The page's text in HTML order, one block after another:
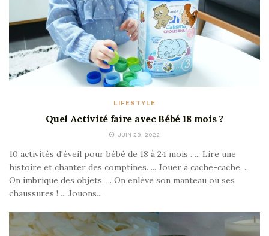
LIFESTYLE
Quel Activité faire avec Bébé 18 mois ?
JUIN 29, 2022
10 activités d'éveil pour bébé de 18 à 24 mois . ... Lire une
histoire et chanter des comptines. ... Jouer à cache-cache. ...
On imbrique des objets. ... On enlève son manteau ou ses
chaussures ! ... Jouons...